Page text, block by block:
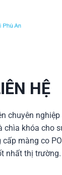
HỆ
chuyên
chìa khóa cho
màng co
nhất thị trường.